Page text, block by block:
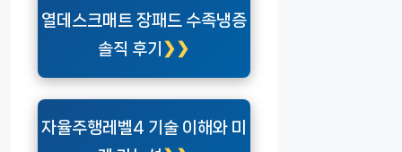
열데스크매트 장패드 수족냉증
솔직 후기
자율주행레벨4 기술 이해와 미